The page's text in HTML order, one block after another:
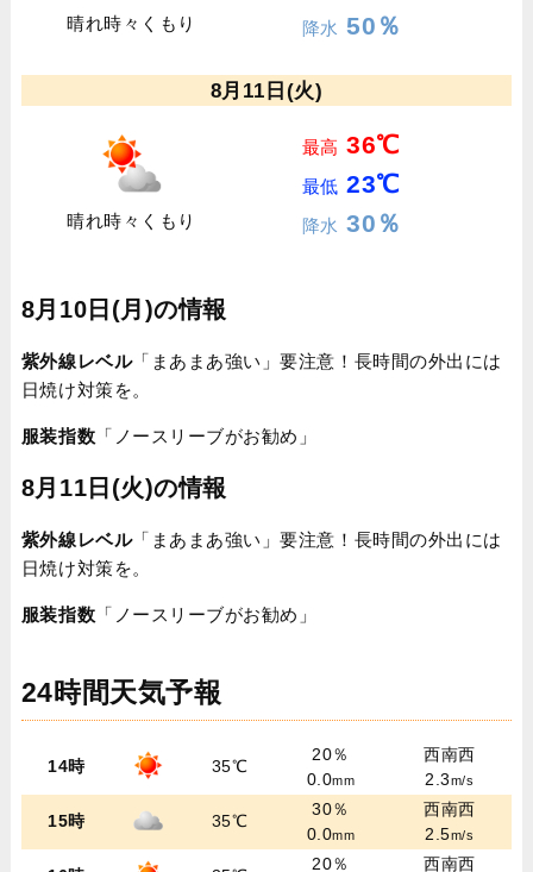
晴れ時々くもり 降水 50％
8月11日(火)
晴れ時々くもり
最高 36℃
最低 23℃
降水 30％
8月10日(月)の情報
紫外線レベル「まあまあ強い」要注意！長時間の外出には
日焼け対策を。
服装指数 「ノースリーブがお勧め」
8月11日(火)の情報
紫外線レベル「まあまあ強い」要注意！長時間の外出には
日焼け対策を。
服装指数 「ノースリーブがお勧め」
24時間天気予報
14時 35℃
20％
0.0mm
西南西
2.3m/s
15時 35℃
30％
0.0mm
西南西
2.5m/s
20％
西南西